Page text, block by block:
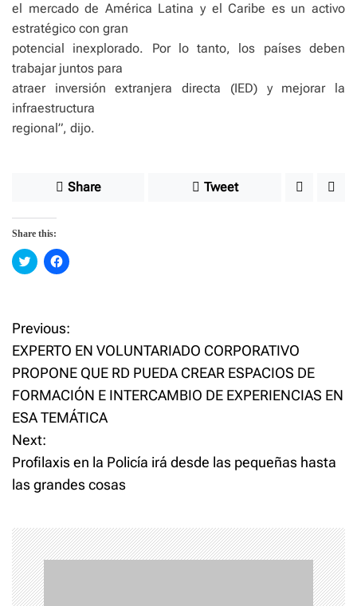
el mercado de América Latina y el Caribe es un activo
estratégico con gran
potencial inexplorado. Por lo tanto, los países deben
trabajar juntos para
atraer inversión extranjera directa (IED) y mejorar la
infraestructura
regional”, dijo.
Share Tweet
Share this:
C
l
s
h
a
e
o
n
T
w
i
t
t
e
r
O
p
s
i
n
n
e
w
w
i
C
l
s
h
a
e
n
F
a
c
o
o
k
(
n
s
i
n
P
o
s
t
n
v
i
Previous:
EXPERTO EN VOLUNTARIADO CORPORATIVO
PROPONE QUE RD PUEDA CREAR ESPACIOS DE
FORMACIÓN E INTERCAMBIO DE EXPERIENCIAS EN
ESA TEMÁTICA
Next:
Profilaxis en la Policía irá desde las pequeñas hasta
las grandes cosas